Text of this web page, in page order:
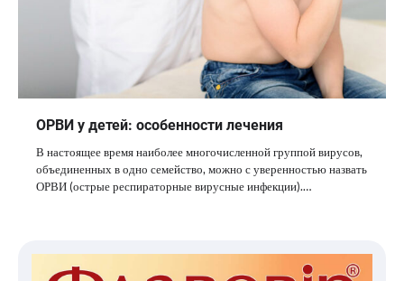
ОРВИ у детей: особенности лечения
В настоящее время наиболее многочисленной группой вирусов,
объединенных в одно семейство, можно с уверенностью назвать
ОРВИ (острые респираторные вирусные инфекции).…